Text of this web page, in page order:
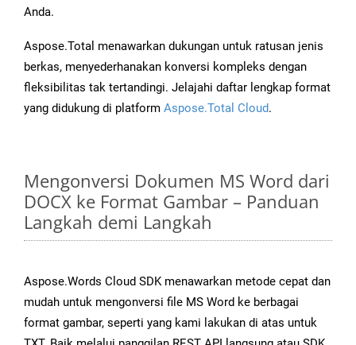
Anda.
Aspose.Total menawarkan dukungan untuk ratusan jenis
berkas, menyederhanakan konversi kompleks dengan
fleksibilitas tak tertandingi. Jelajahi daftar lengkap format
yang didukung di platform Aspose.Total Cloud.
Mengonversi Dokumen MS Word dari
DOCX ke Format Gambar – Panduan
Langkah demi Langkah
Aspose.Words Cloud SDK menawarkan metode cepat dan
mudah untuk mengonversi file MS Word ke berbagai
format gambar, seperti yang kami lakukan di atas untuk